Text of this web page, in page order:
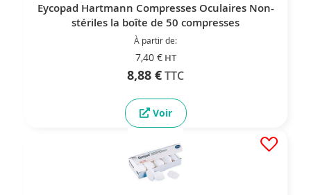
Eycopad Hartmann Compresses Oculaires Non-
stériles la boîte de 50 compresses
À partir de
7,40 €
8,88 €
Voir